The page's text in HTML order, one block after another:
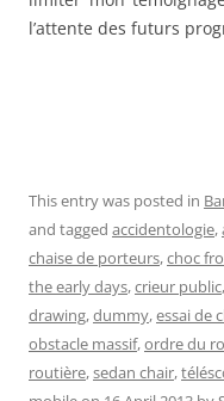
l’attente des futurs
This entry was posted in
and tagged accidentologie,
chaise de porteurs,choc
the early days,crieur public,
drawing,dummy,essai de
obstacle massif,ordre du
routière,sedan chair,